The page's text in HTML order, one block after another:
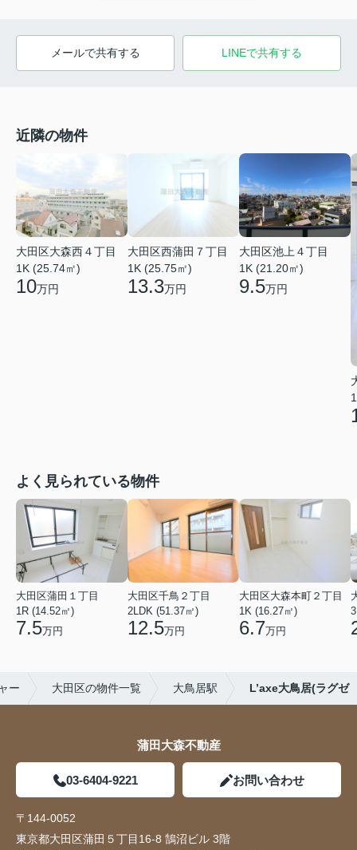
メールで共有する LINEで共有する
近隣の物件
大田区大森西４丁目
1K (25.74㎡)
10万円
大田区西蒲田７丁目
1K (25.75㎡)
13.3万円
大田区池上４丁目
1K (21.20㎡)
9.5万円
よく見られている物件
大田区蒲田１丁目
1R (14.52㎡)
7.5万円
大田区千鳥２丁目
2LDK (51.37㎡)
12.5万円
大田区大森本町２丁目
1K (16.27㎡)
6.7万円
ー 大田区の物件一覧 大鳥居駅 L’axe大鳥居(ラグゼ
蒲田大森不動産
03-6404-9221 お問い合わせ
〒144-0052
東京都大田区蒲田５丁目16-8 鵠沼ビル 3階